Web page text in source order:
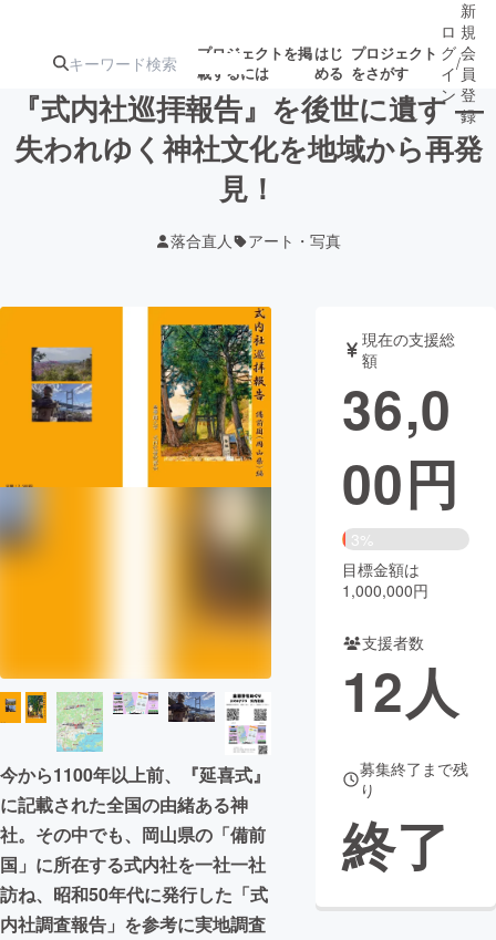
プロジェクトを掲
載するには
はじ
める
プロジェクト
をさがす
注目の新着プロ
テクノロジー・ガジェット
映像・映画 書籍・雑誌
ビジネス・起業 チャレンジ
まちづくり・地域活性化
CAMPFIRE for Social Good
CAMPFIRE Creation
CAMPFIREふるさと納税machi-ya コミュニティ
ロ
グ
イ
ン
/
新
規
会
員
登
録
『式内社巡拝報告』を後世に遺す ―
失われゆく神社文化を地域から再発
見！
落合直人 アート・写真
今から1100年以上前、『延喜式』
に記載された全国の由緒ある神
社。その中でも、岡山県の「備前
国」に所在する式内社を一社一社
訪ね、昭和50年代に発行した「式
内社調査報告」を参考に実地調査
現在の支援総
額
36,0
00円
3%
目標金額は
1,000,000円
支援者数
12人
募集終了まで残
り
終了